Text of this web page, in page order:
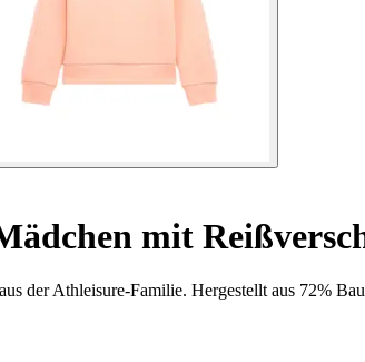
mit
der Athleisure-Familie. Hergestellt aus 72%